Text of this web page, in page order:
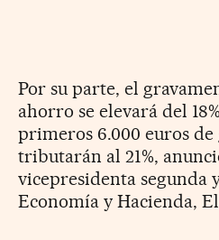
Por su parte, el
ahorro se elevará del
primeros 6.000 euros de
tributarán al 21%,
vicepresidenta segunda
Economía y Hacienda,